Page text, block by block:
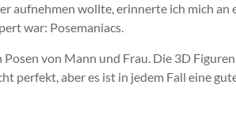
aufnehmen wollte, erinnerte ich mich an
war: Posemaniacs.
von Mann und Frau. Die 3D
perfekt, aber es ist in jedem Fall eine